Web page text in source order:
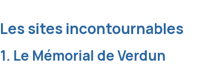
Les sites incontournables
1. Le Mémorial de Verdun